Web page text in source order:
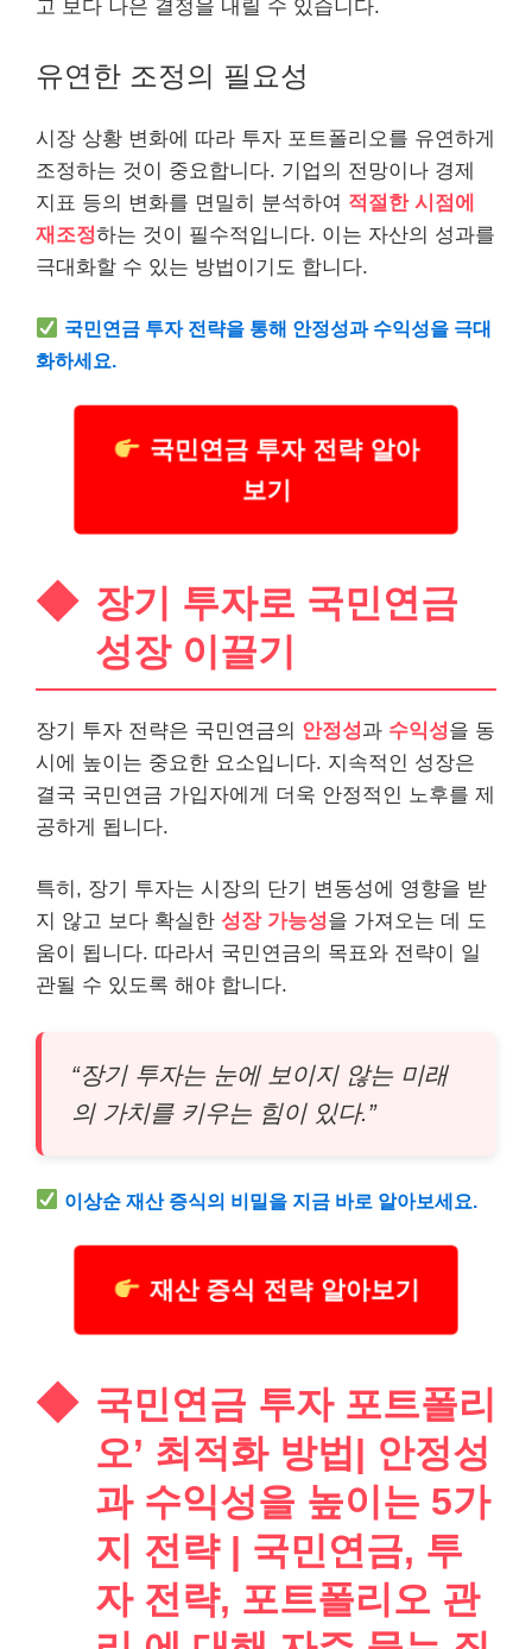
고 보다 나은 결정을 내릴 수 있습니다.
유연한 조정의 필요성
시장 상황 변화에 따라 투자 포트폴리오를 유연하게
조정하는 것이 중요합니다. 기업의 전망이나 경제
지표 등의 변화를 면밀히 분석하여 적절한 시점에
재조정하는 것이 필수적입니다. 이는 자산의 성과를
극대화할 수 있는 방법이기도 합니다.
국민연금 투자 전략을 통해 안정성과 수익성을 극대
화하세요.
국민연금 투자 전략 알아
보기
장기 투자로 국민연금
성장 이끌기
장기 투자 전략은 국민연금의 안정성과 수익성을 동
시에 높이는 중요한 요소입니다. 지속적인 성장은
결국 국민연금 가입자에게 더욱 안정적인 노후를 제
공하게 됩니다.
특히, 장기 투자는 시장의 단기 변동성에 영향을 받
지 않고 보다 확실한 성장 가능성을 가져오는 데 도
움이 됩니다. 따라서 국민연금의 목표와 전략이 일
관될 수 있도록 해야 합니다.
“장기 투자는 눈에 보이지 않는 미래
의 가치를 키우는 힘이 있다.”
이상순 재산 증식의 비밀을 지금 바로 알아보세요.
재산 증식 전략 알아보기
국민연금 투자 포트폴리
오’ 최적화 방법| 안정성
과 수익성을 높이는 5가
지 전략 | 국민연금, 투
자 전략, 포트폴리오 관